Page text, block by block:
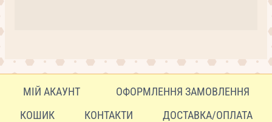
МІЙ АКАУНТ
ОФОРМЛЕННЯ ЗАМОВЛЕННЯ
КОШИК
КОНТАКТИ ДОСТАВКА/ОПЛАТА